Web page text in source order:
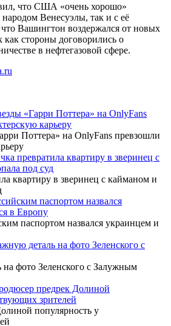
что США «очень хорошо»
Венесуэлы, так и с её
Вашингтон воздержался от новых
как стороны договорились о
в нефтегазовой сфере.
«Гарри Поттера» на OnlyFans
карьеру
превратила квартиру в зверинец с
под суд
паспортом назвался
в Европу
деталь на фото Зеленского с
предрек Долиной
зрителей